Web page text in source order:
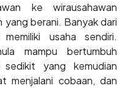
ke wirausahawan
berani. Banyak dari
usaha sendiri.
mampu bertumbuh
yang kemudian
menjalani cobaan, dan